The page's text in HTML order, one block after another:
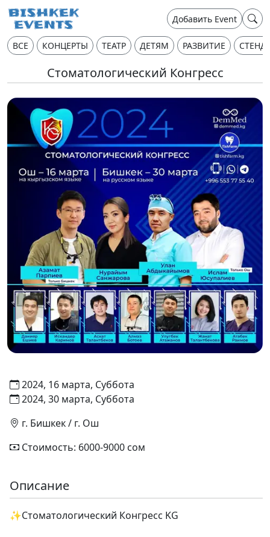
Добавить Event
ВСЕ КОНЦЕРТЫ ТЕАТР ДЕТЯМ РАЗВИТИЕ
Стоматологический Конгресс
2024, 16 марта, Суббота
2024, 30 марта, Суббота
г. Бишкек / г. Ош
Стоимость: 6000-9000 сом
Описание
✨️Стоматологический Конгресс KG